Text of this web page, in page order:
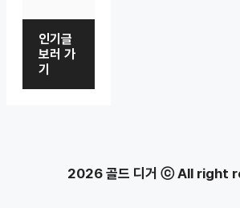
인기글
보러 가
기
2026 골드 디거 ⓒ All right